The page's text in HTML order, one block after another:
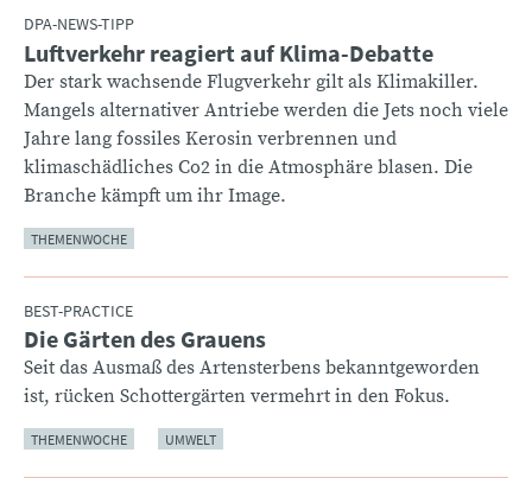
DPA-NEWS-TIPP
:Luftverkehr reagiert auf Klima-Debatte
Der stark wachsende Flugverkehr gilt als Klimakiller.
Mangels alternativer Antriebe werden die Jets noch viele
Jahre lang fossiles Kerosin verbrennen und
klimaschädliches Co2 in die Atmosphäre blasen. Die
Branche kämpft um ihr Image.
THEMENWOCHE
BEST-PRACTICE
:Die Gärten des Grauens
Seit das Ausmaß des Artensterbens bekanntgeworden
ist, rücken Schottergärten vermehrt in den Fokus.
THEMENWOCHE UMWELT